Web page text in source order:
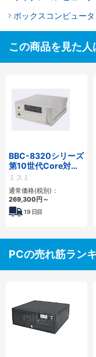
ボックスコンピュー
この商品を見た
BBC-8320シリーズ
第10世代Core対応
小型フロアマウント
FAPC 2PCI・2PCIe
ミスミ
通常価格(税別)：
269,300円～
19 日目
PCの売れ筋ラン